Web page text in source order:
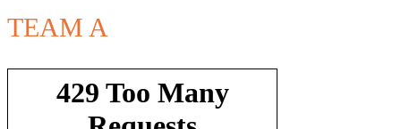
TEAM A